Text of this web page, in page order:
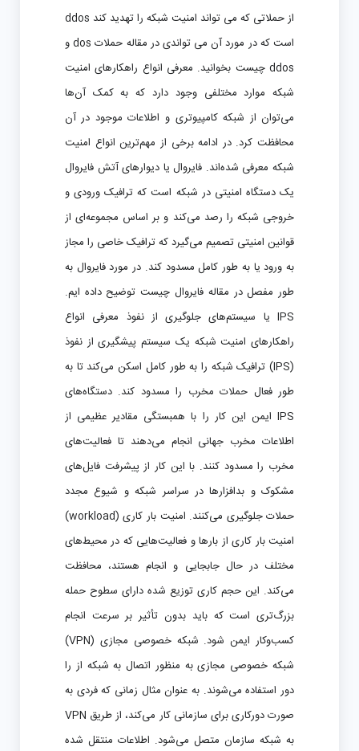
از حملاتی که می تواند امنیت شبکه را تهدید کند ddos
است که در مورد آن می تواندی در مقاله حملات dos و
ddos چیست بخوانید. معرفی انواع راهکارهای امنیت
شبکه موارد مختلفی وجود دارد که به کمک آن‌ها
می‌توان از شبکه کامپیوتری و اطلاعات موجود در آن
محافظت کرد. در ادامه برخی از مهم‌ترین انواع امنیت
شبکه معرفی شده‌اند. فایروال یا دیوارهای آتش فایروال
یک دستگاه امنیتی در شبکه است که ترافیک ورودی و
خروجی شبکه را رصد می‌کند و بر اساس مجموعه‌ای از
قوانین امنیتی تصمیم می‌گیرد که ترافیک خاصی را مجاز
به ورود یا به طور کامل مسدود کند. در مورد فایروال به
طور مفصل در مقاله فایروال چیست توضیح داده ایم.
IPS یا سیستم‌های جلوگیری از نفوذ معرفی انواع
راهکارهای امنیت شبکه یک سیستم پیشگیری از نفوذ
(IPS) ترافیک شبکه را به طور کامل اسکن می‌کند تا به
طور فعال حملات مخرب را مسدود کند. دستگاه‌های
IPS ایمن این کار را با همبستگی مقادیر عظیمی از
اطلاعات مخرب جهانی انجام می‌دهند تا فعالیت‌های
مخرب را مسدود کنند. با این کار از پیشرفت فایل‌های
مشکوک و بدافزارها در سراسر شبکه و شیوع مجدد
حملات جلوگیری می‌کنند. امنیت بار کاری (workload)
امنیت بار کاری از بارها و فعالیت‌هایی که در محیط‌های
مختلف در حال جابجایی و انجام هستند، محافظت
می‌کند. این حجم کاری توزیع شده دارای سطوح حمله
بزرگ‌تری است که باید بدون تأثیر بر سرعت انجام
کسب‌وکار ایمن شود. شبکه خصوصی مجازی (VPN)
شبکه خصوصی مجازی به منظور اتصال به شبکه از را
دور استفاده می‌شوند. به عنوان مثال زمانی که فردی به
صورت دورکاری برای سازمانی کار می‌کند، از طریق VPN
به شبکه سازمان متصل می‌شود. اطلاعات منتقل شده